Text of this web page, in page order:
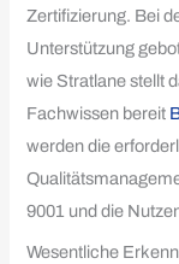
Zertifizierung. Bei
Unterstützung
wie Stratlane stellt
Fachwissen bereit
werden die
9001 und die
Wesentliche